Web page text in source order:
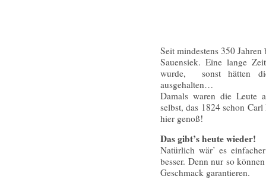
Seit mindestens 350
Sauensiek. Eine lange
wurde, sonst hätten
ausgehalten…
Damals waren die Leute
selbst, das 1824 schon
hier genoß!
Das gibt’s heute wieder!
Natürlich wär’ es
besser. Denn nur so
Geschmack garantieren.